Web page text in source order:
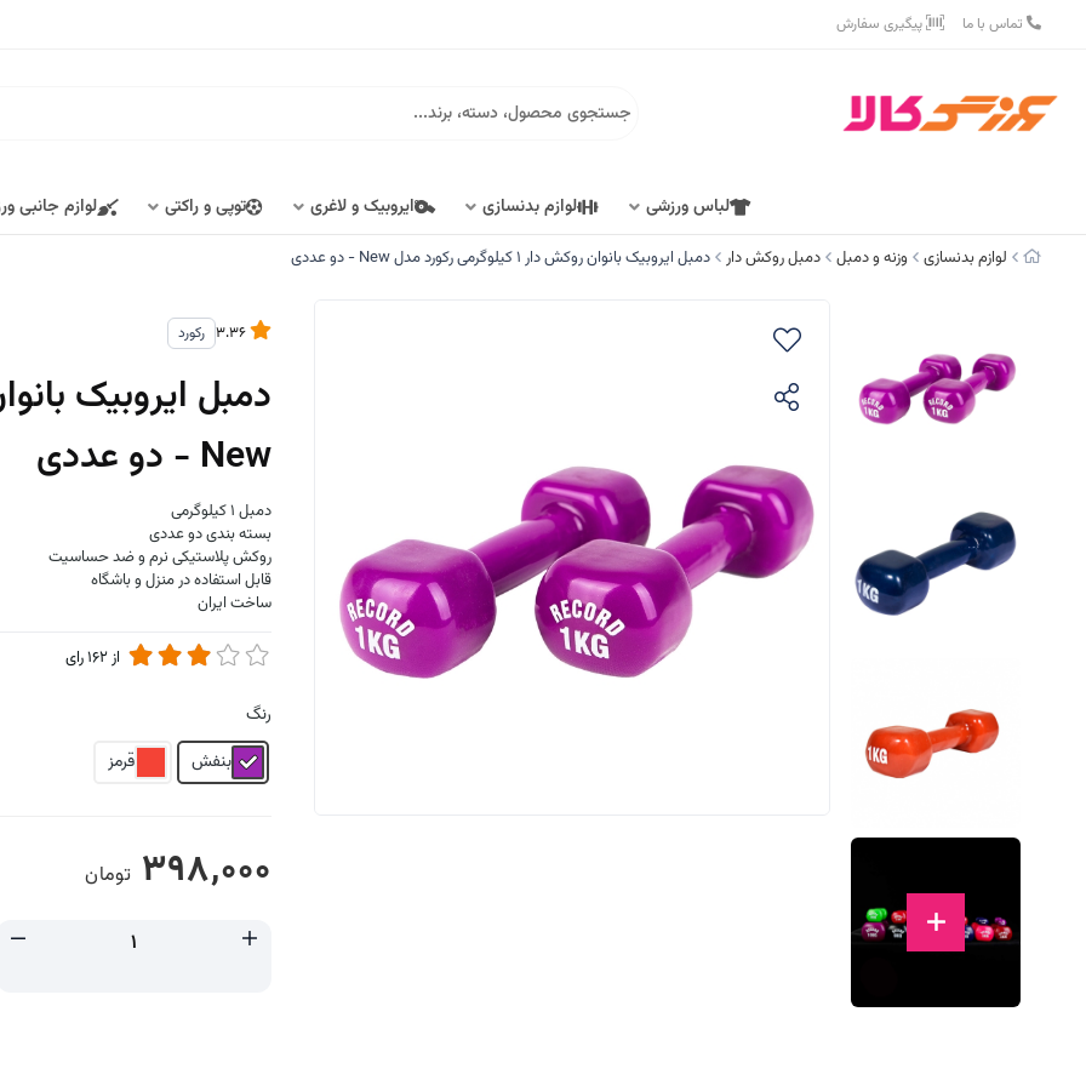
تماس با ما پیگیری سفارش
لباس ورزشی لوازم بدنسازی ایروبیک و لاغری توپی و راکتی لوازم جانبی
لوازم بدنسازی وزنه و دمبل دمبل روکش دار دمبل ایروبیک بانوان روکش‌ دار 1 کیلوگرمی رکورد مدل New - دو عددی
رکورد
New - دو عددی
دمبل 1 کیلوگرمی
بسته بندی دو عددی
روکش پلاستیکی نرم و ضد حساسیت
قابل استفاده در منزل و باشگاه
ساخت ایران
از162رای
رنگ
بنفش
قرمز
398,000 تومان